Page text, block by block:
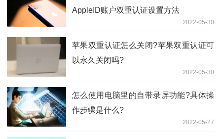
AppleID账户双重认证设置方法
2022-05-30
苹果双重认证怎么关闭?苹果双重认证可
以永久关闭吗?
2022-05-30
怎么使用电脑里的自带录屏功能?具体操
作步骤是什么?
2022-05-27